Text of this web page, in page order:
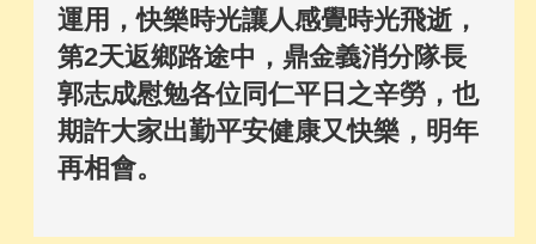
運用，快樂時光讓人感覺時光飛逝，
第2天返鄉路途中，鼎金義消分隊長
郭志成慰勉各位同仁平日之辛勞，也
期許大家出勤平安健康又快樂，明年
再相會。